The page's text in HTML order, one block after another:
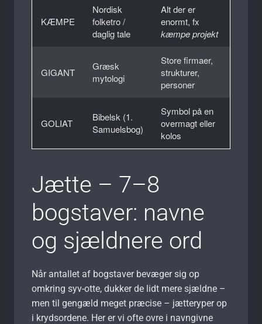
KÆMPE
Nordisk
folketro /
daglig tale
Alt der er
enormt, fx
kæmpe projekt
GIGANT
Græsk
mytologi
Store firmaer,
strukturer,
personer
GOLIAT
Bibelsk (1.
Samuelsbog)
Symbol på en
overmagt eller
kolos
Jætte – 7–8
bogstaver: navne
og sjældnere ord
Når antallet af bogstaver bevæger sig op
omkring syv-otte, dukker de lidt mere sjældne –
men til gengæld meget præcise – jætteryper op
i krydsordene. Her er vi ofte ovre i navngivne